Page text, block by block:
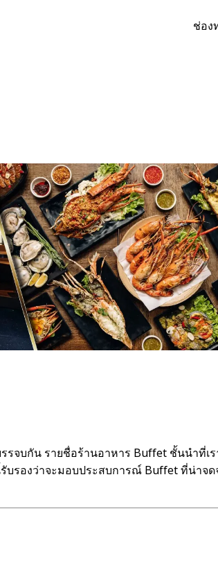
จบกัน รายชื่อร้านอาหาร Buffet ชั้นนำที่เ
องว่าจะมอบประสบการณ์ Buffet ที่น่าจด
ช่อง